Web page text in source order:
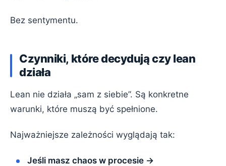
Bez sentymentu.
Czynniki, które decydują czy lean
działa
Lean nie działa „sam z siebie”. Są konkretne
warunki, które muszą być spełnione.
Najważniejsze zależności wyglądają tak:
Jeśli masz chaos w procesie →